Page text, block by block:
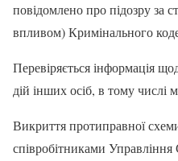
повідомлено про підозру за
впливом) Кримінального
Перевіряється інформація
дій інших осіб, в тому числі
Викриття протиправної
співробітниками